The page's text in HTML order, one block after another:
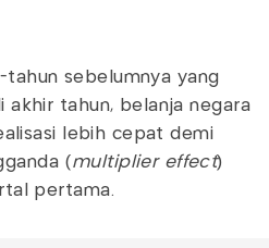
tahun sebelumnya yang
akhir tahun, belanja negara
lebih cepat demi
( multiplier effect)
pertama.